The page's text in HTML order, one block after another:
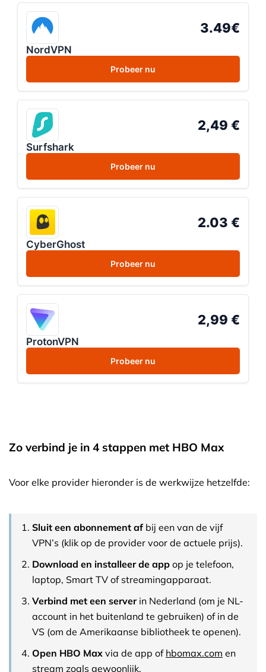
NordVPN
3.49€
Probeer nu
Surfshark
2,49 €
Probeer nu
CyberGhost
2.03 €
Probeer nu
ProtonVPN
2,99 €
Probeer nu
Zo verbind je in 4 stappen met HBO Max
Voor elke provider hieronder is de werkwijze hetzelfde:
Sluit een abonnement afbij een van de vijf
VPN’s (klik op de provider voor de actuele prijs).
Download en installeer de appop je telefoon,
laptop, Smart TV of streamingapparaat.
Verbind met een serverin Nederland (om je NL-
account in het buitenland te gebruiken) of in de
VS (om de Amerikaanse bibliotheek te openen).
Open HBO Maxvia de app ofhbomax.com en
stream zoals gewoonlijk.